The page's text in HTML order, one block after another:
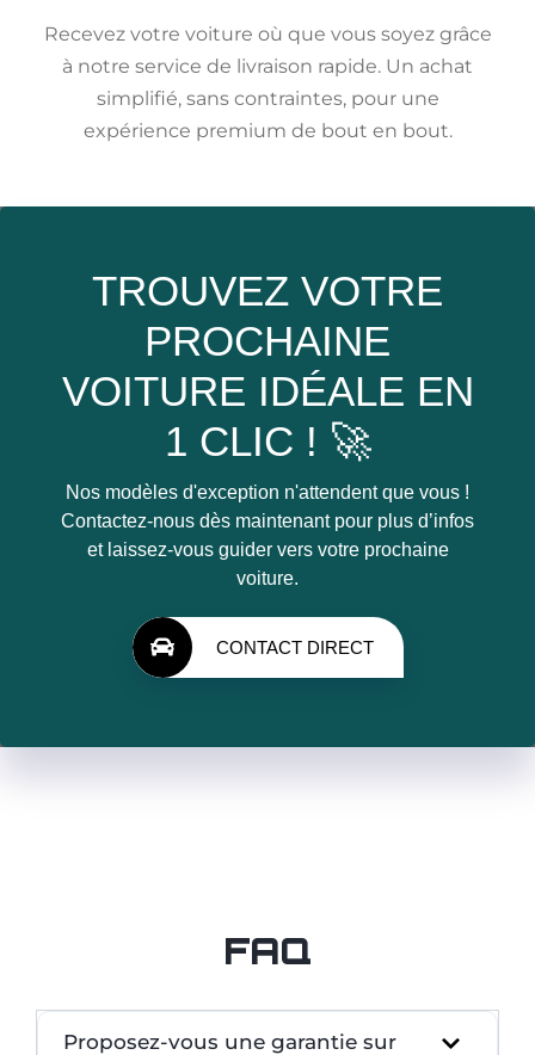
Recevez votre voiture où que vous soyez grâce
à notre service de livraison rapide. Un achat
simplifié, sans contraintes, pour une
expérience premium de bout en bout.
TROUVEZ VOTRE
PROCHAINE
VOITURE IDÉALE EN
1 CLIC ! 🚀
Nos modèles d'exception n'attendent que vous !
Contactez-nous dès maintenant pour plus d’infos
et laissez-vous guider vers votre prochaine
voiture.
CONTACT DIRECT
FAQ
Proposez-vous une garantie sur